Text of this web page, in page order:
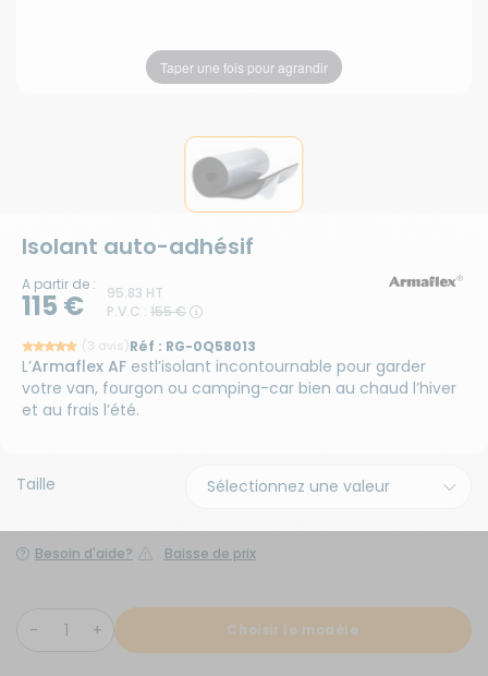
Taper une fois pour agrandir
Isolant auto-adhésif
A partir de :
115 €
95.83 HT
P.V.C : 155 €
(3 avis)Réf : RG-0Q58013
L’Armaflex AF estl’isolant incontournable pour garder
votre van, fourgon ou camping-car bien au chaud l’hiver
et au frais l’été.
Taille
Besoin d'aide? Baisse de prix
Choisir le modèle